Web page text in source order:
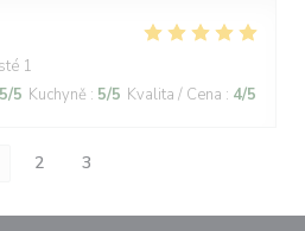
1
5/5 Kuchyně : 5/5 Kvalita / Cena : 4/5
2 3